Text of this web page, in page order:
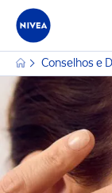
Conselhos e